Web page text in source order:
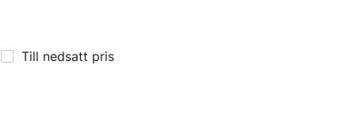
Till nedsatt pris